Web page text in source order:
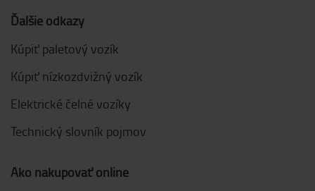
Ďalšie odkazy
Kúpiť paletový vozík
Kúpiť nízkozdvižný vozík
Elektrické čelné vozíky
Technický slovník pojmov
Ako nakupovať online